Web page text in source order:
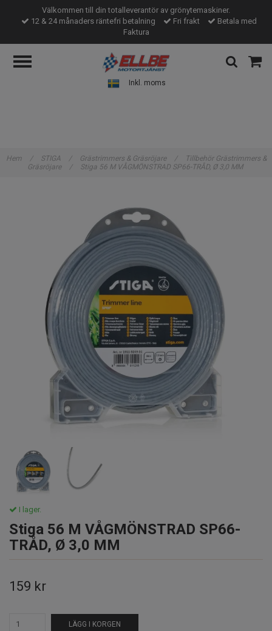
Välkommen till din totalleverantör av grönytemaskiner.
12 & 24 månaders räntefri betalning
Fri frakt
Betala med
Faktura
Inkl. moms
Hem / STIGA / Grästrimmers & Gräsröjare /
Tillbehör Grästrimmers &
Gräsröjare
/ Stiga 56 M VÅGMÖNSTRAD SP66-TRÅD, Ø 3,0 MM
I lager.
Stiga 56 M VÅGMÖNSTRAD SP66-
TRÅD, Ø 3,0 MM
159 kr
LÄGG I KORGEN